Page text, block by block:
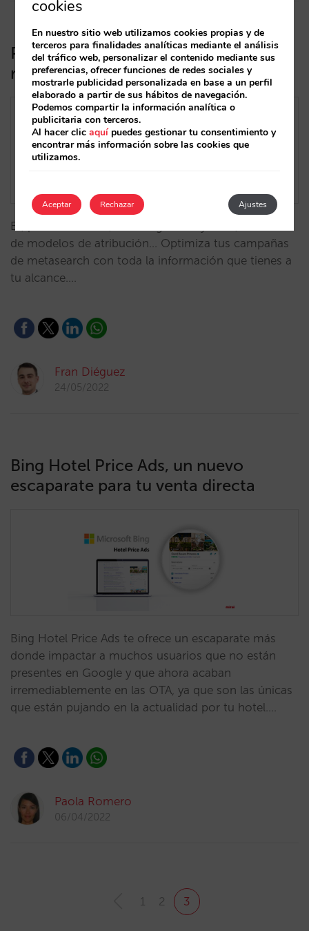
Panel de Mirai Metasearch: el
reporting más completo
BI, potentes filtros, nuevas gráficas y KPI’s, elección
de modelos de atribución… Optimiza tus campañas
de metasearch con toda la información que tienes a
tu alcance.…
Fran Diéguez
24/05/2022
Bing Hotel Price Ads, un nuevo
escaparate para tu venta directa
Bing Hotel Price Ads te ofrece un escaparate más
donde impactar a muchos usuarios que no están
presentes en Google y que ahora acaban
irremediablemente en las OTA, ya que son las únicas
que están pujando en la actualidad por tu hotel.…
Paola Romero
06/04/2022
1 2 3
cookies
En nuestro sitio web utilizamos cookies propias y de
terceros para finalidades analíticas mediante el análisis
del tráfico web, personalizar el contenido mediante sus
preferencias, ofrecer funciones de redes sociales y
mostrarle publicidad personalizada en base a un perfil
elaborado a partir de sus hábitos de navegación.
Podemos compartir la información analítica o
publicitaria con terceros.
Al hacer clicaquípuedes gestionar tu consentimiento y
encontrar más información sobre las cookies que
utilizamos.
Aceptar Ajustes
Rechazar